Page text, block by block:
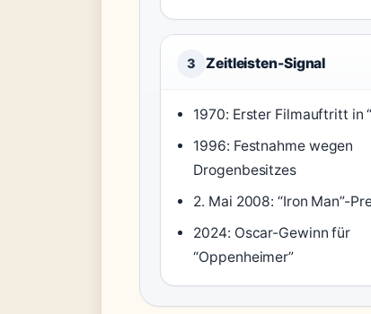
3 Zeitleisten-Signal
1970: Erster Filmauftritt in
1996: Festnahme wegen
Drogenbesitzes
2. Mai 2008: “Iron Man”-
2024: Oscar-Gewinn für
“Oppenheimer”